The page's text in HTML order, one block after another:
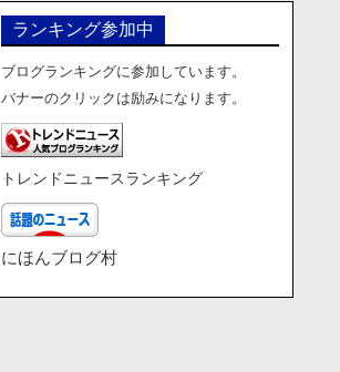
ランキング参加中
ブログランキングに参加しています。
バナーのクリックは励みになります。
トレンドニュースランキング
にほんブログ村